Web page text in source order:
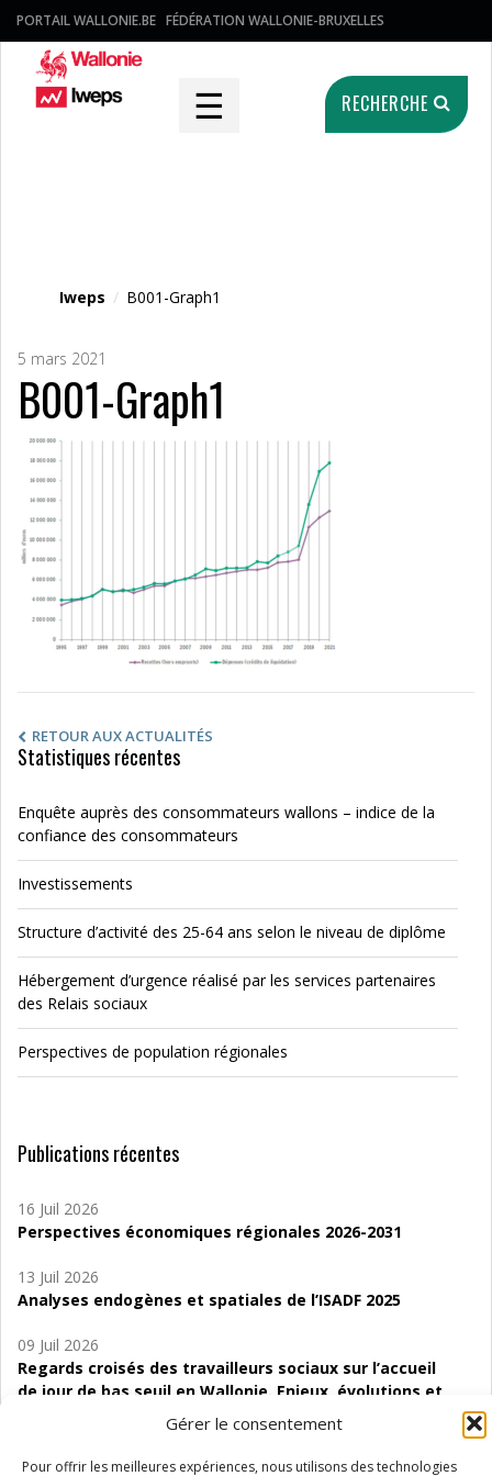
Gérer le consentement
Pour offrir les meilleures expériences, nous utilisons des technologies
PORTAIL WALLONIE.BE FÉDÉRATION WALLONIE-BRUXELLES
☰ RECHERCHE
Iweps / B001-Graph1
5 mars 2021
B001-Graph1
RETOUR AUX ACTUALITÉS
Statistiques récentes
Enquête auprès des consommateurs wallons – indice de la
confiance des consommateurs
Investissements
Structure d’activité des 25-64 ans selon le niveau de diplôme
Hébergement d’urgence réalisé par les services partenaires
des Relais sociaux
Perspectives de population régionales
Publications récentes
16 Juil 2026
Perspectives économiques régionales 2026-2031
13 Juil 2026
Analyses endogènes et spatiales de l’ISADF 2025
09 Juil 2026
Regards croisés des travailleurs sociaux sur l’accueil
de jour de bas seuil en Wallonie. Enjeux, évolutions et
06 Juil 2026